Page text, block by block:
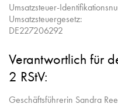
Umsatzsteuer-
Umsatzsteuergesetz:
DE227206292
Verantwortlich für
2 RStV:
Geschäftsführerin Sandra